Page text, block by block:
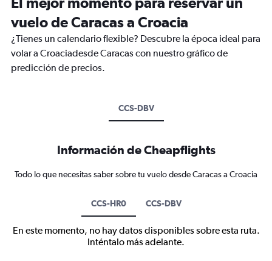
vuelo de Caracas a Croacia
¿Tienes un calendario flexible? Descubre la época ideal para
volar a Croaciadesde Caracas con nuestro gráfico de
predicción de precios.
CCS-DBV
Información de Cheapflights
Todo lo que necesitas saber sobre tu vuelo desde Caracas a Croacia
CCS-HR0 CCS-DBV
En este momento, no hay datos disponibles sobre esta ruta.
Inténtalo más adelante.